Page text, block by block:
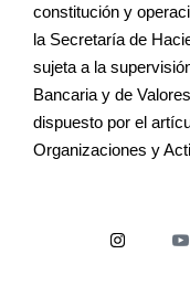
constitución y
la Secretaría de
sujeta a la
Bancaria y de
dispuesto por el
Organizaciones y